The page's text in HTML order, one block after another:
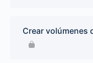
Crear volúmenes